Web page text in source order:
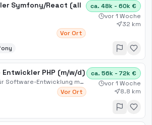
Symfony/React (all
Vor Ort
ca. 48k - 60k €
vor 1 Woche
32 km
PHP (m/w/d)
Intera Gesellschaft für Software-Entwicklung mbH
Vor Ort
ca. 56k - 72k €
vor 1 Woche
8.8 km